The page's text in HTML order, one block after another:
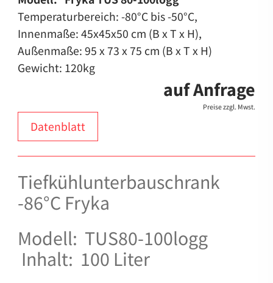
Temperaturbereich: -80°C bis -50°C,
Innenmaße: 45x45x50 cm (B x T x H),
Außenmaße: 95 x 73 x 75 cm (B x T x H)
Gewicht: 120kg
auf Anfrage
Preise zzgl. Mwst.
Datenblatt
Tiefkühlunterbauschrank
-86°C Fryka
Modell: TUS80-100logg
Inhalt: 100 Liter